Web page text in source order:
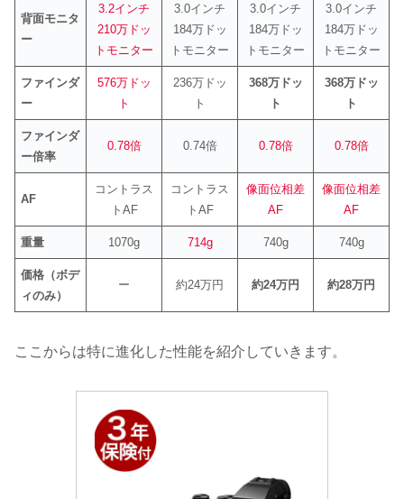
背面モニタ
ー
3.2インチ
210万ドッ
トモニター
3.0インチ
184万ドッ
トモニター
3.0インチ
184万ドッ
トモニター
3.0インチ
184万ドッ
トモニター
ファインダ
ー
576万ドッ
ト
236万ドッ
ト
368万ドッ
ト
368万ドッ
ト
ファインダ
ー倍率
0.78倍 0.74倍 0.78倍 0.78倍
AF
コントラス
トAF
コントラス
トAF
像面位相差
AF
像面位相差
AF
重量 1070g 714g 740g 740g
価格（ボデ
ィのみ）
ー 約24万円 約24万円 約28万円
ここからは特に進化した性能を紹介していきます。